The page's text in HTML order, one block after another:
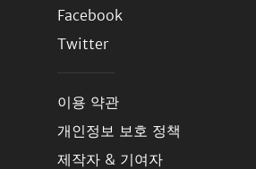
Facebook
Twitter
이용 약관
개인정보 보호 정책
제작자 & 기여자